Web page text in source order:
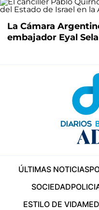
La Cámara
embajador Eyal Sela
ÚLTIMAS NOTICIAS
SOCIEDAD
ESTILO DE VIDA